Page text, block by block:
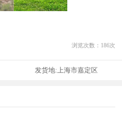
浏览次数： 186次
发货地:上海市嘉定区